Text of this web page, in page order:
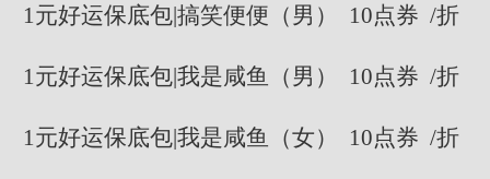
1元好运保底包|搞笑便便（男） 10点券 /折
1元好运保底包|我是咸鱼（男） 10点券 /折
1元好运保底包|我是咸鱼（女） 10点券 /折